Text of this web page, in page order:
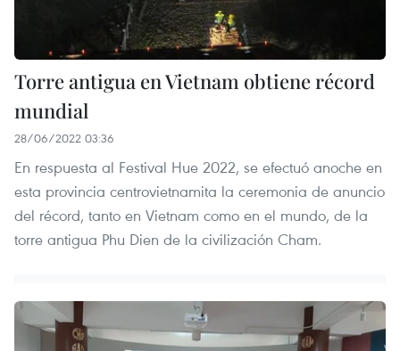
Torre antigua en Vietnam obtiene récord
mundial
28/06/2022 03:36
En respuesta al Festival Hue 2022, se efectuó anoche en
esta provincia centrovietnamita la ceremonia de anuncio
del récord, tanto en Vietnam como en el mundo, de la
torre antigua Phu Dien de la civilización Cham.